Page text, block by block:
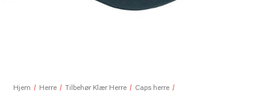
599,-
Hjem Herre Tilbehør Klær Herre Caps herre